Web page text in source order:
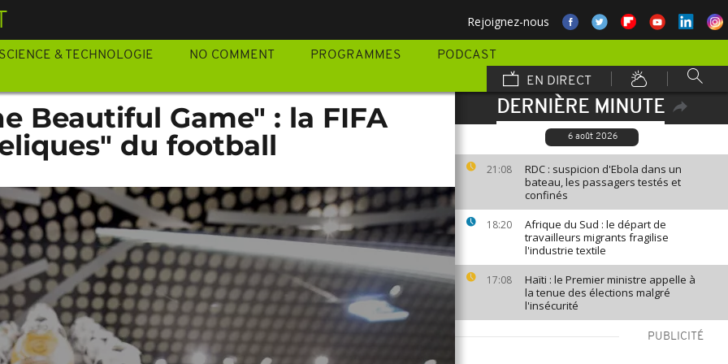
Rejoignez-nous
SCIENCE & TECHNOLOGIE NO COMMENT PROGRAMMES
PODCAST
EN DIRECT
DERNIÈRE MINUTE
6 août 2026
21:08
RDC : suspicion d'Ebola dans un
bateau, les passagers testés et
confinés
18:20
Afrique du Sud : le départ de
travailleurs migrants fragilise
l'industrie textile
17:08
Haïti : le Premier ministre appelle à
la tenue des élections malgré
l'insécurité
PUBLICITÉ
Beautiful Game" : la FIFA
du football